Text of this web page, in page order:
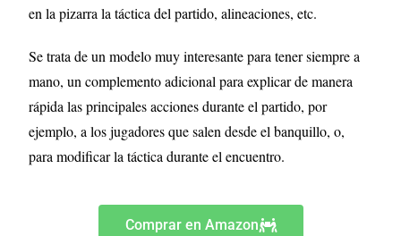
en la pizarra la táctica del partido, alineaciones, etc.
Se trata de un modelo muy interesante para tener siempre a
mano, un complemento adicional para explicar de manera
rápida las principales acciones durante el partido, por
ejemplo, a los jugadores que salen desde el banquillo, o,
para modificar la táctica durante el encuentro.
Comprar en Amazon